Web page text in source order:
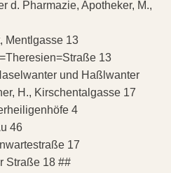
d. Pharmazie, Apotheker, M.,
Mentlgasse 13
13
und Haßlwanter
H., Kirschentalgasse 17
4
46
17
Straße 18 ##